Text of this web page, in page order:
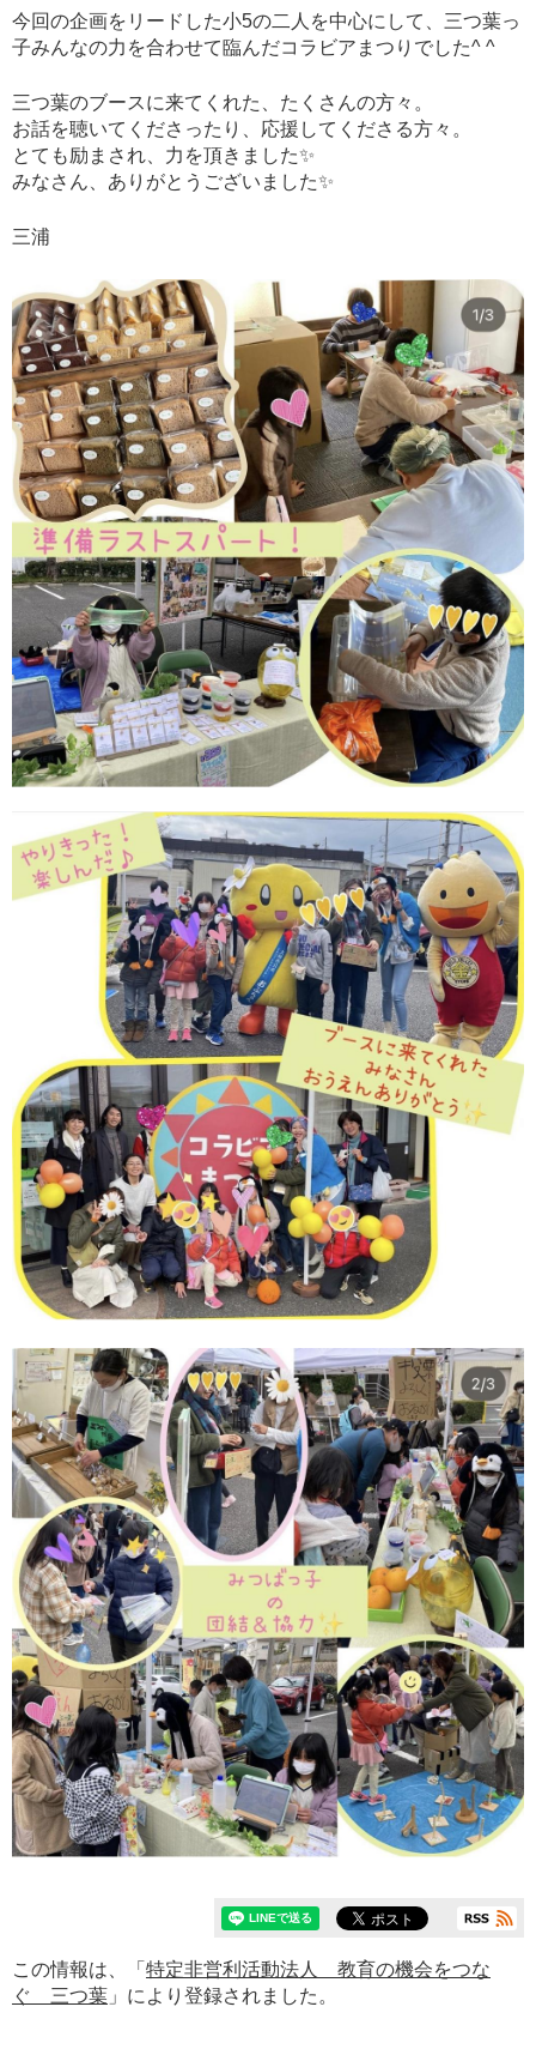
今回の企画をリードした小5の二人を中心にして、三つ葉っ
子みんなの力を合わせて臨んだコラビアまつりでした^ ^
三つ葉のブースに来てくれた、たくさんの方々。
お話を聴いてくださったり、応援してくださる方々。
とても励まされ、力を頂きました✨
みなさん、ありがとうございました✨
三浦
この情報は、「 特定非営利活動法人 教育の機会をつな
ぐ 三つ葉 」により登録されました。